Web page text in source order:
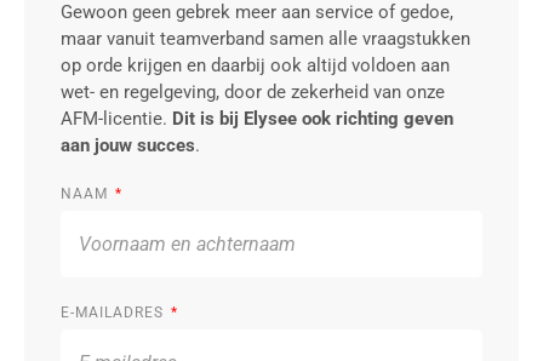
Gewoon geen gebrek meer aan service of gedoe,
maar vanuit teamverband samen alle vraagstukken
op orde krijgen en daarbij ook altijd voldoen aan
wet- en regelgeving, door de zekerheid van onze
AFM-licentie. Dit is bij Elysee ook richting geven
aan jouw succes.
NAAM
E-MAILADRES